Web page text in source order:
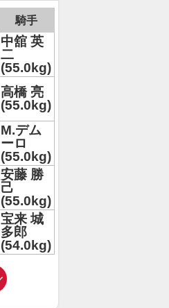
騎手
中舘 英
二
(55.0kg)
高橋 亮
(55.0kg)
M.デム
ーロ
(55.0kg)
安藤 勝
己
(55.0kg)
宝来 城
多郎
(54.0kg)